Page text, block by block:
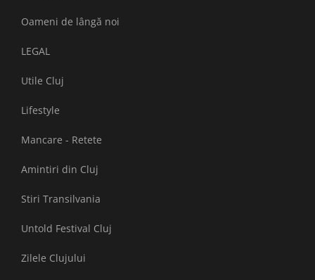
Oameni de lângă noi
LEGAL
Utile Cluj
Lifestyle
Mancare - Retete
Amintiri din Cluj
Stiri Transilvania
Untold Festival Cluj
Zilele Clujului